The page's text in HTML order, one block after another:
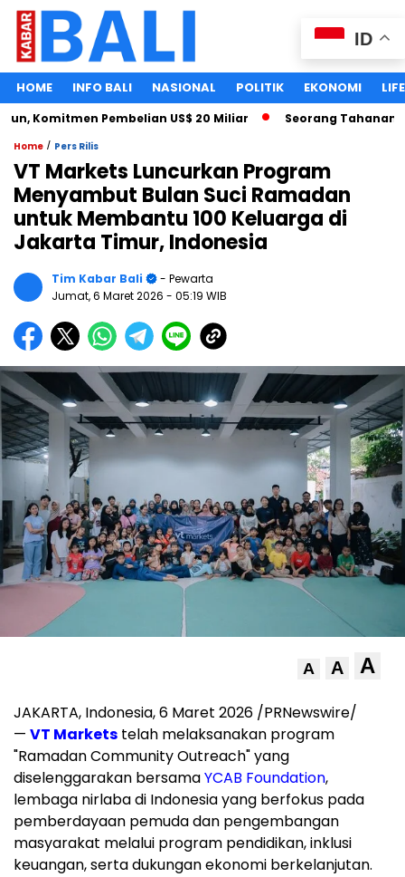
HOME INFO BALI NASIONAL POLITIK EKONOMI
Komitmen Pembelian US$ 20 Miliar Seorang Tahanan
Home / Pers Rilis
VT Markets Luncurkan Program
Menyambut Bulan Suci Ramadan
untuk Membantu 100 Keluarga di
Jakarta Timur, Indonesia
Tim Kabar Bali
- Pewarta
Jumat, 6 Maret 2026 - 05:19 WIB
A A A
JAKARTA, Indonesia, 6 Maret 2026 /PRNewswire/
— VT Markets telah melaksanakan program
"Ramadan Community Outreach" yang
diselenggarakan bersamaYCAB Foundation,
lembaga nirlaba di Indonesia yang berfokus pada
pemberdayaan pemuda dan pengembangan
masyarakat melalui program pendidikan, inklusi
keuangan, serta dukungan ekonomi berkelanjutan.
ID